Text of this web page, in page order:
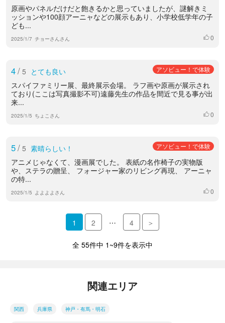
原画やパネルだけだと飽きるかと思っていましたが、謎解きミ
ッションや100顔アーニャなどの展示もあり、小学校低学年の子
ども...
2025/1/7 チョーさんさん いいね
0
4/ 5 とても良い アソビュー！で体験
スパイファミリー展、最終展示会場。 ラフ画や原画が展示され
ており(ここは写真撮影不可)遠藤先生の作品を間近で見る事が出
来...
2025/1/5 ちょこさん いいね
0
5/ 5 素晴らしい！ アソビュー！で体験
アニメじゃなくて、漫画展でした。 表紙の名作椅子の実物版
や、ステラの贈呈、 フォージャー家のリビング再現、 アーニャ
の特...
2025/1/5 よよよよさん いいね
0
1 2 … 4 ＞
全 55件中 1~9件を表示中
関連エリア
関西 兵庫県 神戸・有馬・明石